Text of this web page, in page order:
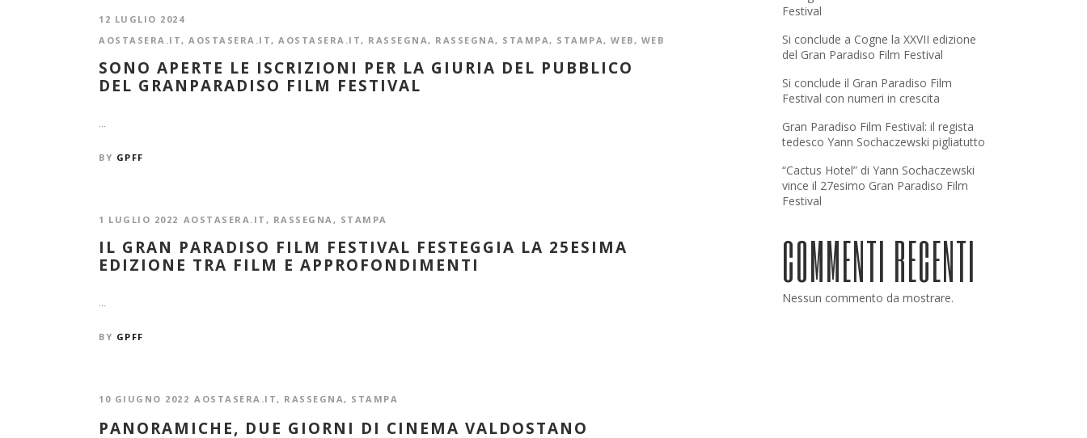
12 LUGLIO 2024
AOSTASERA.IT, AOSTASERA.IT, AOSTASERA.IT, RASSEGNA, RASSEGNA, STAMPA, STAMPA, WEB, WEB
SONO APERTE LE ISCRIZIONI PER LA GIURIA DEL PUBBLICO
DEL GRANPARADISO FILM FESTIVAL
...
BY GPFF
1 LUGLIO 2022 AOSTASERA.IT , RASSEGNA, STAMPA
IL GRAN PARADISO FILM FESTIVAL FESTEGGIA LA 25ESIMA
EDIZIONE TRA FILM E APPROFONDIMENTI
...
BY GPFF
10 GIUGNO 2022 AOSTASERA.IT, RASSEGNA, STAMPA
PANORAMICHE, DUE GIORNI DI CINEMA VALDOSTANO
Festival
Si conclude a Cogne la XXVII edizione
del Gran Paradiso Film Festival
Si conclude il Gran Paradiso Film
Festival con numeri in crescita
Gran Paradiso Film Festival: il regista
tedesco Yann Sochaczewski pigliatutto
“Cactus Hotel” di Yann Sochaczewski
vince il 27esimo Gran Paradiso Film
Festival
COMMENTI RECENTI
Nessun commento da mostrare.